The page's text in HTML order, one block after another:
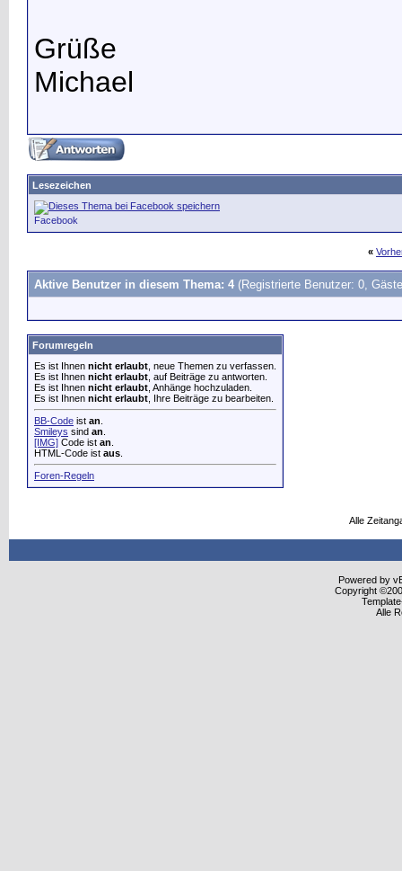
Grüße
Michael
Lesezeichen
Facebook
«
Aktive Benutzer in diesem Thema: 4 (Registrierte Benutzer: 0,
Forumregeln
Es ist Ihnen nicht erlaubt , neue Themen zu verfassen.
Es ist Ihnen nicht erlaubt , auf Beiträge zu antworten.
Es ist Ihnen nicht erlaubt , Anhänge hochzuladen.
Es ist Ihnen nicht erlaubt , Ihre Beiträge zu bearbeiten.
BB-Code ist an
Smileys sind an
[IMG] Code ist an
HTML-Code ist aus
Foren-Regeln
Alle
Powered by
Copyright
Alle